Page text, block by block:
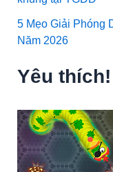
5 Mẹo Giải Phóng
Năm 2026
Yêu thích!